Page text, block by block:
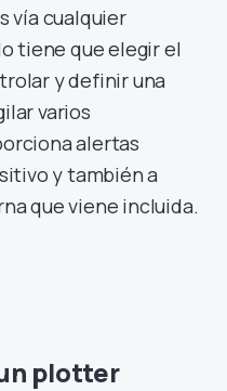
vía cualquier
tiene que elegir el
y definir una
varios
alertas
y también a
que viene incluida.
plotter